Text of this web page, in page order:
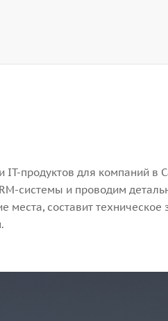
продуктов для компаний в
системы и проводим
составит техническое